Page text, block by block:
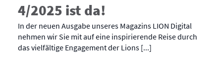
4/2025 ist da!
In der neuen Ausgabe unseres Magazins LION Digital
nehmen wir Sie mit auf eine inspirierende Reise durch
das vielfältige Engagement der Lions [...]